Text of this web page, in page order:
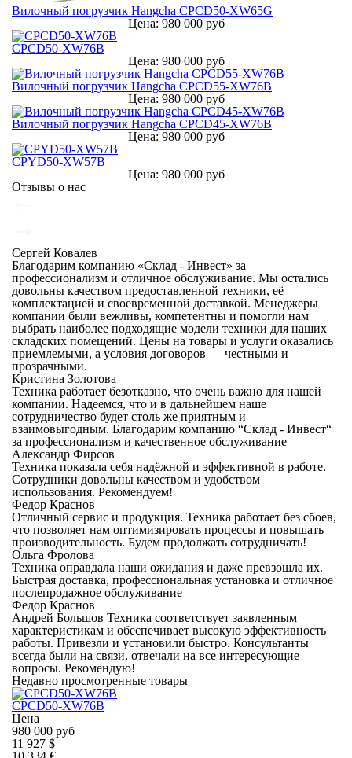
Вилочный погрузчик Hangcha CPCD50-XW65G
Цена: 980 000 руб
CPСD50-XW76B
Цена: 980 000 руб
Вилочный погрузчик Hangcha CPСD55-XW76B
Цена: 980 000 руб
Вилочный погрузчик Hangcha CPСD45-XW76B
Цена: 980 000 руб
CPYD50-XW57B
Цена: 980 000 руб
Отзывы о нас
Сергей Ковалев
Благодарим компанию «Склад - Инвест» за
профессионализм и отличное обслуживание. Мы остались
довольны качеством предоставленной техники, её
комплектацией и своевременной доставкой. Менеджеры
компании были вежливы, компетентны и помогли нам
выбрать наиболее подходящие модели техники для наших
складских помещений. Цены на товары и услуги оказались
приемлемыми, а условия договоров — честными и
прозрачными.
Кристина Золотова
Техника работает безотказно, что очень важно для нашей
компании. Надеемся, что и в дальнейшем наше
сотрудничество будет столь же приятным и
взаимовыгодным. Благодарим компанию “Склад - Инвест“
за профессионализм и качественное обслуживание
Александр Фирсов
Техника показала себя надёжной и эффективной в работе.
Сотрудники довольны качеством и удобством
использования. Рекомендуем!
Федор Краснов
Отличный сервис и продукция. Техника работает без сбоев,
что позволяет нам оптимизировать процессы и повышать
производительность. Будем продолжать сотрудничать!
Ольга Фролова
Техника оправдала наши ожидания и даже превзошла их.
Быстрая доставка, профессиональная установка и отличное
послепродажное обслуживание
Федор Краснов
Андрей Большов Техника соответствует заявленным
характеристикам и обеспечивает высокую эффективность
работы. Привезли и установили быстро. Консультанты
всегда были на связи, отвечали на все интересующие
вопросы. Рекомендую!
Недавно просмотренные товары
CPСD50-XW76B
Цена
980 000 руб
11 927 $